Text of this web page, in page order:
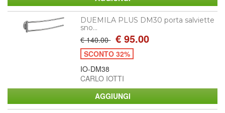
DUEMILA PLUS DM30 porta salviette
sno...
€ 140.00 € 95.00
SCONTO 32%
IO-DM38
CARLO IOTTI